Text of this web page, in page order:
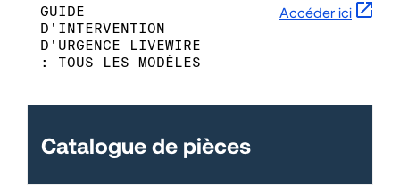
GUIDE
D'INTERVENTION
D'URGENCE LIVEWIRE
: TOUS LES MODÈLES
Accéder ici
Catalogue de pièces